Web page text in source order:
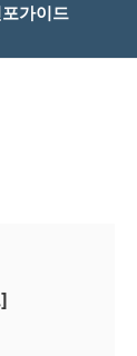
가이드